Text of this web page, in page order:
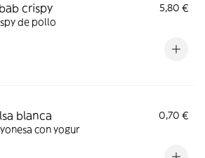
crispy
5,80 €
de pollo
blanca
0,70 €
con yogur